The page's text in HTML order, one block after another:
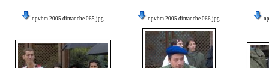
npvbm 2005 dimanche 065.jpg npvbm 2005 dimanche 066.jpg